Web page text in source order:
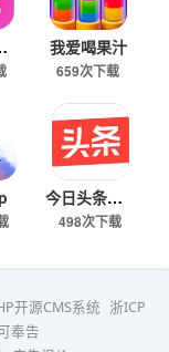
版 我爱喝果汁
659次下载
今日头条极速版下载
498次下载
开源CMS系统 浙ICP
奉告